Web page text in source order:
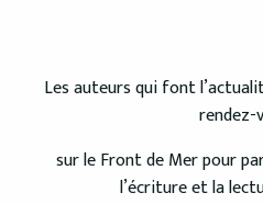
Les auteurs qui font
rendez-
sur le Front de Mer pour
l’écriture et la